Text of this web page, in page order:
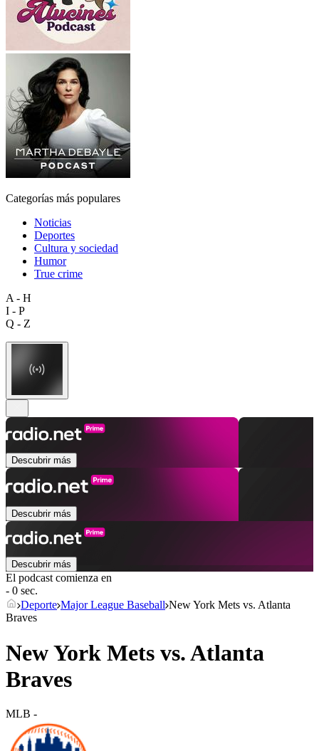
Categorías más populares
Noticias
Deportes
Cultura y sociedad
Humor
True crime
A - H
I - P
Q - Z
Descubrir más
Descubrir más
Descubrir más
El podcast comienza en
- 0 sec.
Deporte Major League Baseball New York Mets vs. Atlanta
Braves
New York Mets vs. Atlanta
Braves
MLB -